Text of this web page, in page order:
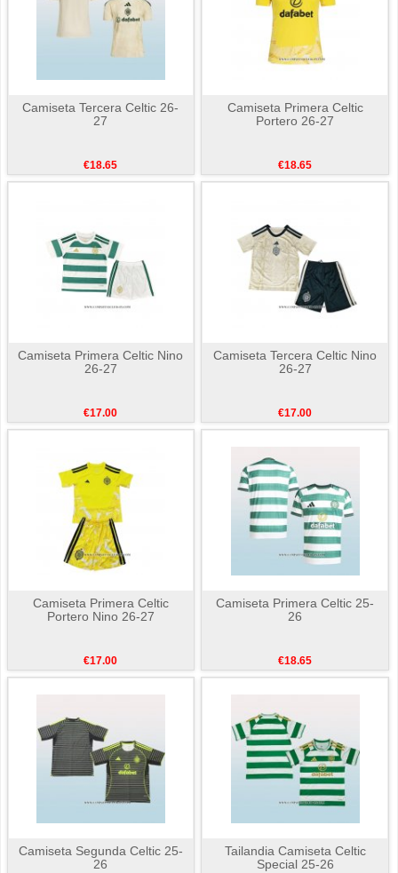
Camiseta Tercera Celtic 26-
27
€18.65
Camiseta Primera Celtic
Portero 26-27
€18.65
Camiseta Primera Celtic Nino
26-27
€17.00
Camiseta Tercera Celtic Nino
26-27
€17.00
Camiseta Primera Celtic
Portero Nino 26-27
€17.00
Camiseta Primera Celtic 25-
26
€18.65
Camiseta Segunda Celtic 25-
26
Tailandia Camiseta Celtic
Special 25-26